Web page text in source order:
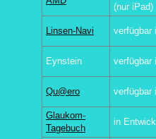
(nur iPad)
Linsen-Navi verfügbar
Eynstein verfügbar
Qu@ero verfügbar
Glaukom-
Tagebuch
in